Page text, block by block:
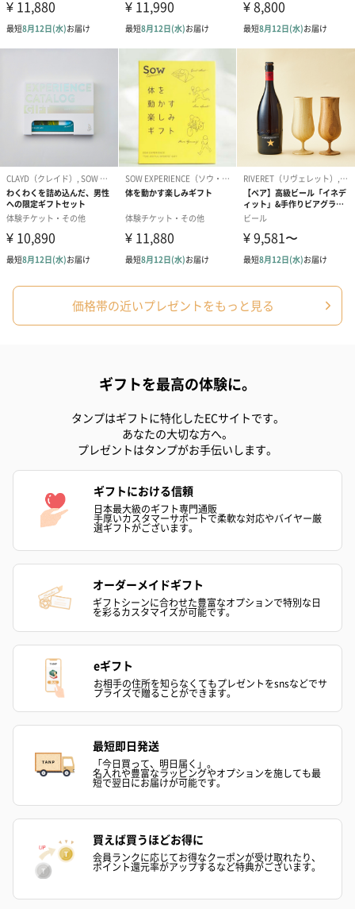
価格帯の近いプレゼントをもっと見る
ギフトを最高の体験に。
タンプはギフトに特化したECサイトです。
あなたの大切な方へ。
プレゼントはタンプがお手伝いします。
ギフトにおける信頼
日本最大級のギフト専門通販
手厚いカスタマーサポートで柔軟な対応やバイヤー厳
選ギフトがございます。
オーダーメイドギフト
ギフトシーンに合わせた豊富なオプションで特別な日
を彩るカスタマイズが可能です。
eギフト
お相手の住所を知らなくてもプレゼントをsnsなどでサ
プライズで贈ることができます。
最短即日発送
「今日買って、明日届く」。
名入れや豊富なラッピングやオプションを施しても最
短で翌日にお届けが可能です。
買えば買うほどお得に
会員ランクに応じてお得なクーポンが受け取れたり、
ポイント還元率がアップするなど特典がございます。